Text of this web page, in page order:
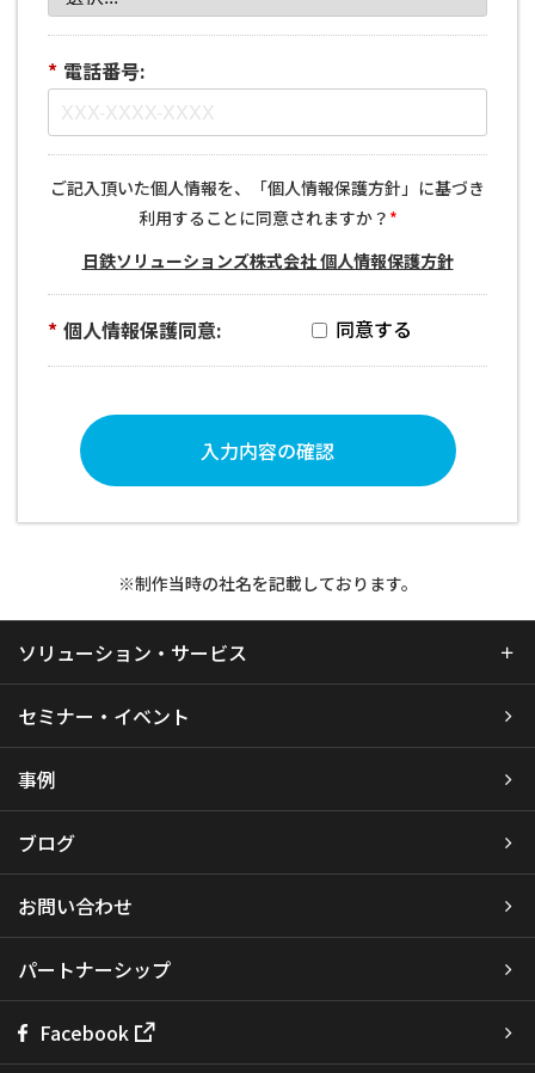
* 電話番号:
ご記入頂いた個人情報を、「個人情報保護方針」に基づき
利用することに同意されますか？ *
日鉄ソリューションズ株式会社 個人情報保護方針
* 個人情報保護同意:
入力内容の確認
※制作当時の社名を記載しております。
ソリューション・サービス
セミナー・イベント
事例
ブログ
お問い合わせ
パートナーシップ
Facebook